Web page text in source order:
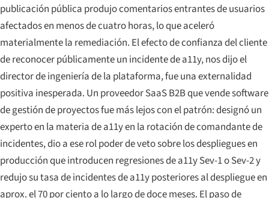
publicación pública produjo comentarios entrantes de usuarios
afectados en menos de cuatro horas, lo que aceleró
materialmente la remediación. El efecto de confianza del cliente
de reconocer públicamente un incidente de a11y, nos dijo el
director de ingeniería de la plataforma, fue una externalidad
positiva inesperada. Un proveedor SaaS B2B que vende software
de gestión de proyectos fue más lejos con el patrón: designó un
experto en la materia de a11y en la rotación de comandante de
incidentes, dio a ese rol poder de veto sobre los despliegues en
producción que introducen regresiones de a11y Sev-1 o Sev-2 y
redujo su tasa de incidentes de a11y posteriores al despliegue en
aprox. el 70 por ciento a lo largo de doce meses. El paso de